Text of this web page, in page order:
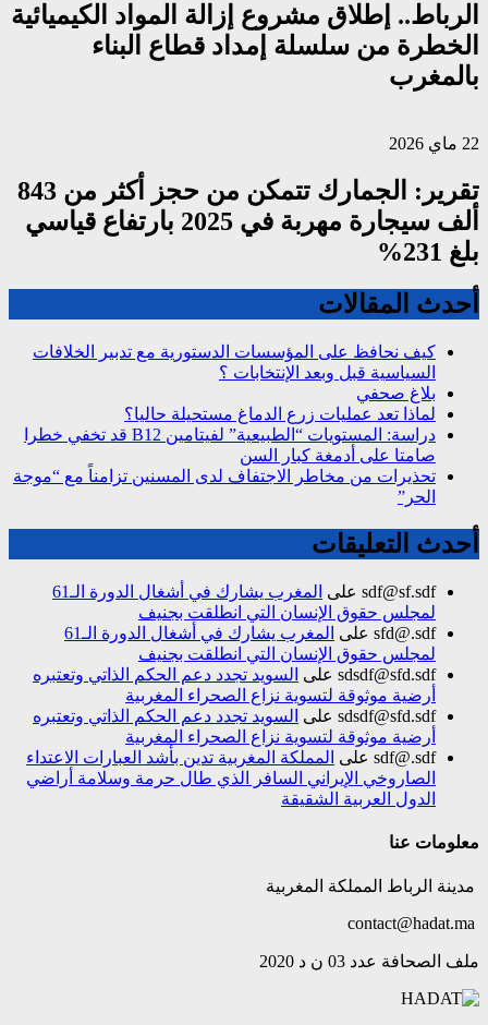
الرباط.. إطلاق مشروع إزالة المواد الكيميائية
الخطرة من سلسلة إمداد قطاع البناء
بالمغرب
22 ماي 2026
تقرير: الجمارك تتمكن من حجز أكثر من 843
ألف سيجارة مهربة في 2025 بارتفاع قياسي
بلغ 231%
أحدث المقالات
كيف نحافظ على المؤسسات الدستورية مع تدبير الخلافات
السياسية قبل وبعد الإنتخابات ؟
بلاغ صحفي
لماذا تعد عمليات زرع الدماغ مستحيلة حاليا؟
دراسة: المستويات “الطبيعية” لفيتامين B12 قد تخفي خطرا
صامتا على أدمغة كبار السن
تحذيرات من مخاطر الاجتفاف لدى المسنين تزامناً مع “موجة
الحر”
أحدث التعليقات
sdf@sf.sdf على
المغرب يشارك في أشغال الدورة الـ61
لمجلس حقوق الإنسان التي انطلقت بجنيف
sfd@.sdf على
المغرب يشارك في أشغال الدورة الـ61
لمجلس حقوق الإنسان التي انطلقت بجنيف
sdsdf@sfd.sdf على السويد تجدد دعم الحكم الذاتي وتعتبره
أرضية موثوقة لتسوية نزاع الصحراء المغربية
sdsdf@sfd.sdf على السويد تجدد دعم الحكم الذاتي وتعتبره
أرضية موثوقة لتسوية نزاع الصحراء المغربية
sdf@.sdf على المملكة المغربية تدين بأشد العبارات الاعتداء
الصاروخي الإيراني السافر الذي طال حرمة وسلامة أراضي
الدول العربية الشقيقة
معلومات عنا
مدينة الرباط المملكة المغربية
ملف الصحافة عدد 03 ن د 2020